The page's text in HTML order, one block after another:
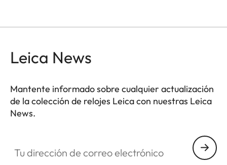
Leica News
Mantente informado sobre cualquier actualización
de la colección de relojes Leica con nuestras Leica
News.